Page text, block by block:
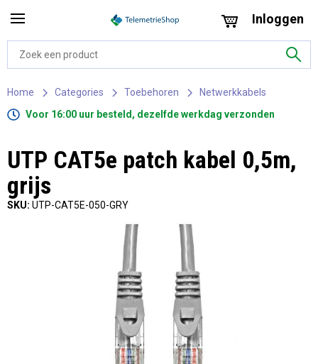
Inloggen
Home Categories Toebehoren
Netwerkkabels
Voor 16:00 uur besteld, dezelfde werkdag verzonden
UTP CAT5e patch kabel 0,5m,
grijs
SKU: UTP-CAT5E-050-GRY